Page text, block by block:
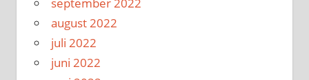
september 2022
august 2022
juli 2022
juni 2022